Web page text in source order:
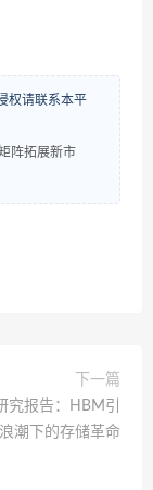
权请联系本平
阵拓展新市
下一篇
究报告：HBM引
潮下的存储革命